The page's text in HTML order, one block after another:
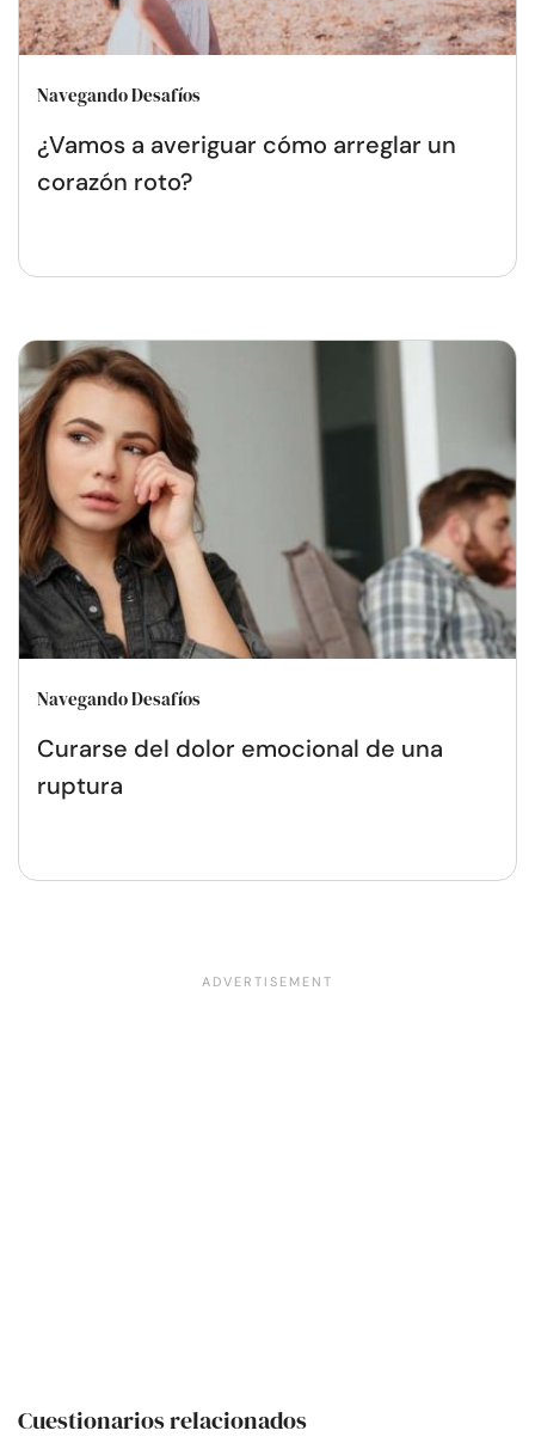
Navegando Desafíos
¿Vamos a averiguar cómo arreglar un
corazón roto?
Navegando Desafíos
Curarse del dolor emocional de una
ruptura
Cuestionarios relacionados